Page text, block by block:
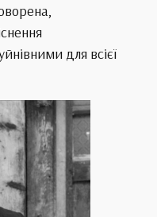
для всієї